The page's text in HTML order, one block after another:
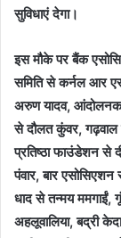
सुविधाएं देगा।
इस मौके पर बैंक
समिति से कर्नल आर
अरुण यादव,
से दौलत कुंवर, गढ़वाल
प्रतिष्ठा फाउंडेशन से
पंवार, बार
धाद से तन्मय
अहलूवालिया, बद्री